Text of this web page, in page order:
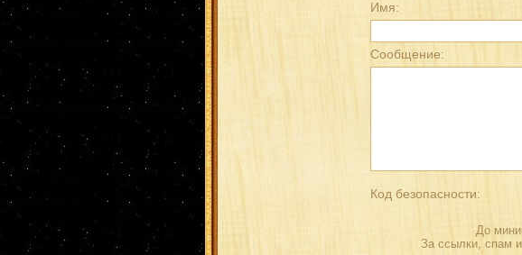
Имя:
Сообщение:
Код безопасности:
До
За ссылки, спам